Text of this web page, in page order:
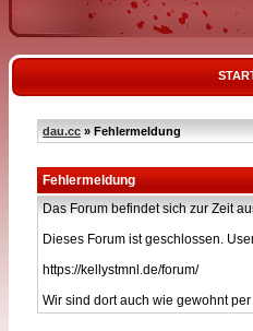
dau.cc » Fehlermeldung
Fehlermeldung
Das Forum befindet sich zur Zeit
Dieses Forum ist geschlossen.
https://kellystmnl.de/forum/
Wir sind dort auch wie gewohnt